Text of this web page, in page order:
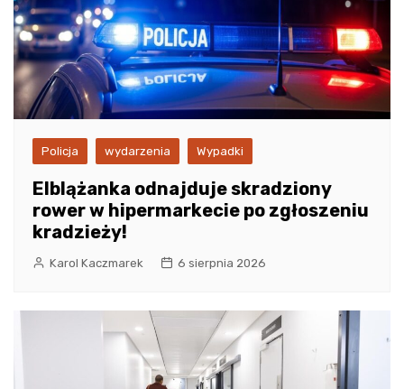
Policja wydarzenia Wypadki
Elblążanka odnajduje skradziony
rower w hipermarkecie po zgłoszeniu
kradzieży!
Karol Kaczmarek 6 sierpnia 2026